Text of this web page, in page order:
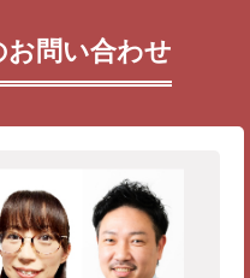
問い合わせ